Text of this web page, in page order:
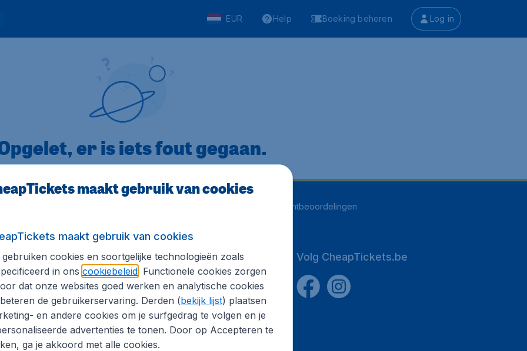
EUR Help Boeking beheren Log in
er is iets fout gegaan.
klantbeoordelingen
informatie
Internationale sites
Flugladen.de
CheapTickets.ch
CheapTickets.nl
CheapTickets.sg
Volg CheapTickets.be
maakt gebruik van cookies
maakt gebruik van cookies
gebruiken cookies en soortgelijke technologieën zoals
in ons cookiebeleid. Functionele cookies zorgen
dat onze websites goed werken en analytische cookies
de gebruikerservaring. Derden (bekijk lijst) plaatsen
en andere cookies om je surfgedrag te volgen en je
advertenties te tonen. Door op Accepteren te
ga je akkoord met alle cookies.